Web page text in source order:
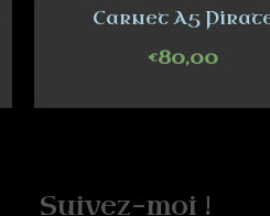
Carnet A5
€80,00
Suivez-moi !